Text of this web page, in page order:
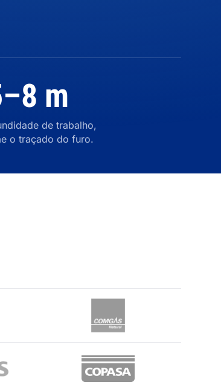
m
de trabalho,
o traçado do furo.